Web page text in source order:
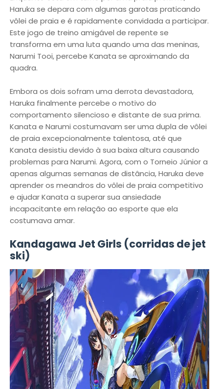
Haruka se depara com algumas garotas praticando
vôlei de praia e é rapidamente convidada a participar.
Este jogo de treino amigável de repente se
transforma em uma luta quando uma das meninas,
Narumi Tooi, percebe Kanata se aproximando da
quadra.
Embora os dois sofram uma derrota devastadora,
Haruka finalmente percebe o motivo do
comportamento silencioso e distante de sua prima.
Kanata e Narumi costumavam ser uma dupla de vôlei
de praia excepcionalmente talentosa, até que
Kanata desistiu devido à sua baixa altura causando
problemas para Narumi. Agora, com o Torneio Júnior a
apenas algumas semanas de distância, Haruka deve
aprender os meandros do vôlei de praia competitivo
e ajudar Kanata a superar sua ansiedade
incapacitante em relação ao esporte que ela
costumava amar.
Kandagawa Jet Girls (corridas de jet
ski)